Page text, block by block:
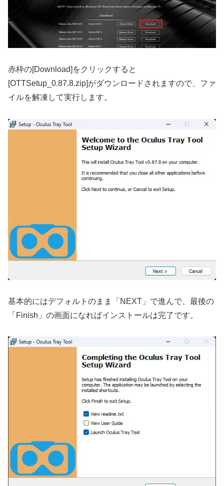
赤枠の[Download]をクリックすると
[OTTSetup_0.87.8.zip]がダウンロードされますので、ファ
イルを解凍して実行します。
基本的にはデフォルトのまま「NEXT」で進んで、最後の
「Finish」の画面になればインストールは完了です。